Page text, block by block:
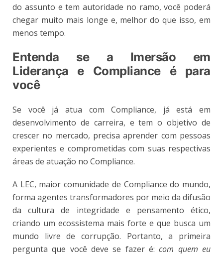
do assunto e tem autoridade no ramo, você poderá
chegar muito mais longe e, melhor do que isso, em
menos tempo.
Entenda se a Imersão em
Liderança e Compliance é para
você
Se você já atua com Compliance, já está em
desenvolvimento de carreira, e tem o objetivo de
crescer no mercado, precisa aprender com pessoas
experientes e comprometidas com suas respectivas
áreas de atuação no Compliance.
A LEC, maior comunidade de Compliance do mundo,
forma agentes transformadores por meio da difusão
da cultura de integridade e pensamento ético,
criando um ecossistema mais forte e que busca um
mundo livre de corrupção. Portanto, a primeira
pergunta que você deve se fazer é:com quem eu